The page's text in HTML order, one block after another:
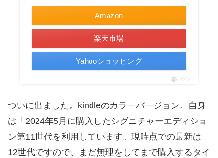
Amazon
楽天市場
Yahooショッピング
ポチップ
ついに出ました。kindleのカラーバージョン。自身
は「2024年5月に購入したシグニチャーエディショ
ン第11世代を利用しています。現時点での最新は
12世代ですので、まだ無理をしてまで購入するタイ